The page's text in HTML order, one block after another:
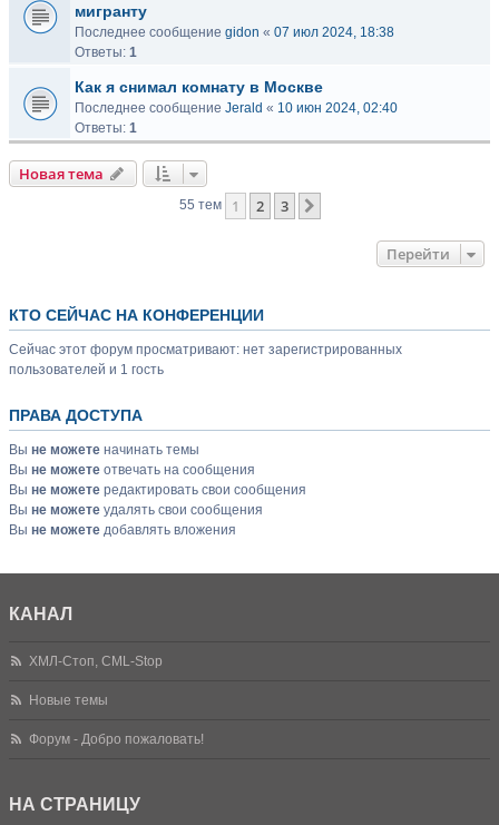
мигранту
Последнее сообщение gidon « 07 июл 2024, 18:38
Ответы: 1
Как я снимал комнату в Москве
Последнее сообщение Jerald « 10 июн 2024, 02:40
Ответы: 1
Новая тема
55 тем 1 2 3
Перейти
КТО СЕЙЧАС НА КОНФЕРЕНЦИИ
Сейчас этот форум просматривают: нет зарегистрированных
пользователей и 1 гость
ПРАВА ДОСТУПА
Вы не можете начинать темы
Вы не можете отвечать на сообщения
Вы не можете редактировать свои сообщения
Вы не можете удалять свои сообщения
Вы не можете добавлять вложения
КАНАЛ
ХМЛ-Стоп, CML-Stop
Новые темы
Форум - Добро пожаловать!
НА СТРАНИЦУ